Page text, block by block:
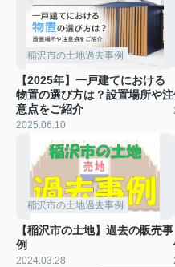
稲沢市の土地過去事例
【2025年】一戸建てにおける
物置の選び方は？設置場所や注
意点をご紹介
2025.06.10
稲沢市の土地過去事例
【稲沢市の土地】過去の販売事
例
2024.03.28